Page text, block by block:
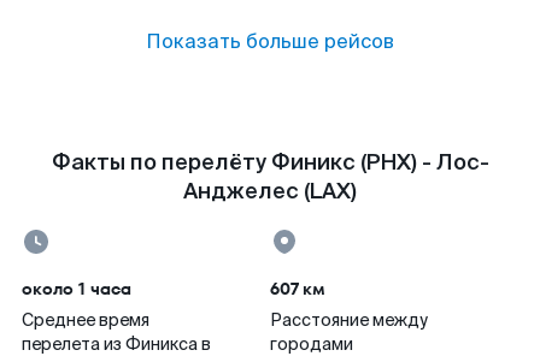
Показать больше рейсов
Факты по перелёту Финикс (PHX) - Лос-
Анджелес (LAX)
около 1 часа
Среднее время
перелета из Финикса в
607 км
Расстояние между
городами